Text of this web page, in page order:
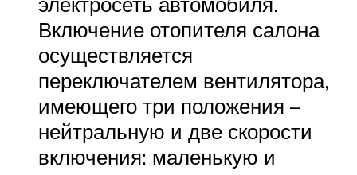
Включение отопителя салона
осуществляется
переключателем вентилятора,
имеющего три положения –
нейтральную и две скорости
включения: маленькую и